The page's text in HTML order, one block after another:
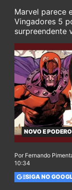
Marvel parece
Vingadores 5
surpreendente
NOVO E
Por Fernando
10:34
SIGA NO